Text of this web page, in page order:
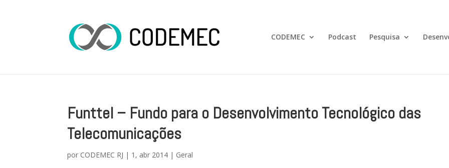
CODEMEC Podcast Pesquisa
Funttel – Fundo para o Desenvolvimento Tecnológico das
Telecomunicações
por CODEMEC RJ | 1, abr 2014 | Geral